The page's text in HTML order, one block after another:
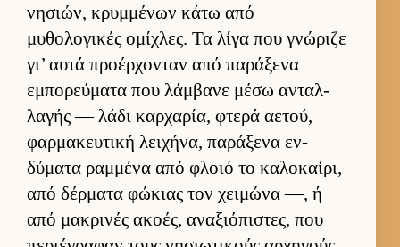
νησιών, κρυμ­μένων κάτω από
μυθολογικές ομίχλες. Τα λίγα που γνώριζε
γι’ αυτά προέρ­χονταν από παράξενα
εμπορεύ­ματα που λάμ­βανε μέσω ανταλ­
λαγής — λάδι καρ­χαρία, φτερά αετού,
φαρ­μακευ­τική λει­χήνα, παράξενα εν­
δύματα ραμ­μένα από φλοιό το καλοκαί­ρι,
από δέρ­ματα φώκιας τον χει­μώνα —, ή
από μακρινές ακοές, αναξιόπιστες, που